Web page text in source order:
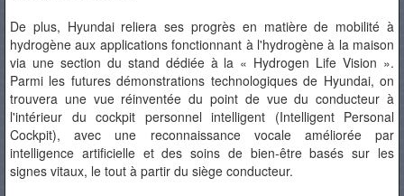
De plus, Hyundai reliera ses progrès en matière de mobilité à
hydrogène aux applications fonctionnant à l'hydrogène à la maison
via une section du stand dédiée à la « Hydrogen Life Vision ».
Parmi les futures démonstrations technologiques de Hyundai, on
trouvera une vue réinventée du point de vue du conducteur à
l'intérieur du cockpit personnel intelligent (Intelligent Personal
Cockpit), avec une reconnaissance vocale améliorée par
intelligence artificielle et des soins de bien-être basés sur les
signes vitaux, le tout à partir du siège conducteur.